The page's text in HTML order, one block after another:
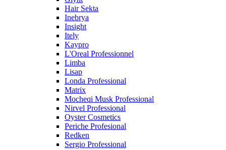
Hair Sekta
Inebrya
Insight
Itely
Kaypro
L'Oreal Professionnel
Limba
Lisap
Londa Professional
Matrix
Mocheqi Musk Professional
Nirvel Professional
Oyster Cosmetics
Periche Profesional
Redken
Sergio Professional